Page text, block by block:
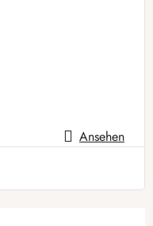
Ansehen